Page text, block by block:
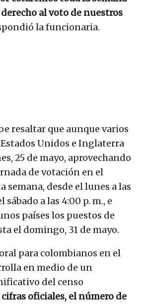
al voto de nuestros
la funcionaria.
resaltar que aunque varios
Unidos e Inglaterra
25 de mayo, aprovechando
de votación en el
semana, desde el lunes a las
sábado a las 4:00 p. m., e
países los puestos de
el domingo, 31 de mayo.
para colombianos en el
en medio de un
del censo
oficiales, el número de